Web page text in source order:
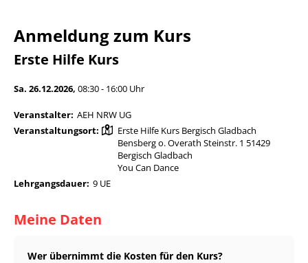
Anmeldung zum Kurs
Erste Hilfe Kurs
Sa. 26.12.2026, 08:30 - 16:00 Uhr
Veranstalter: AEH NRW UG
Veranstaltungsort:
Erste Hilfe Kurs Bergisch Gladbach
Bensberg o. Overath Steinstr. 1 51429
Bergisch Gladbach
You Can Dance
Lehrgangsdauer: 9 UE
Meine Daten
Wer übernimmt die Kosten für den Kurs?